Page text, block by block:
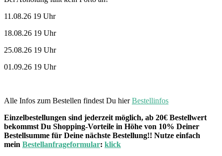
11.08.26 19 Uhr
18.08.26 19 Uhr
25.08.26 19 Uhr
01.09.26 19 Uhr
Alle Infos zum Bestellen findest Du hierBestellinfos
Einzelbestellungen sind jederzeit möglich, ab 20€ Bestellwert
bekommst Du Shopping-Vorteile in Höhe von 10% Deiner
Bestellsumme für Deine nächste Bestellung!! Nutze einfach
mein Bestellanfrageformular: klick